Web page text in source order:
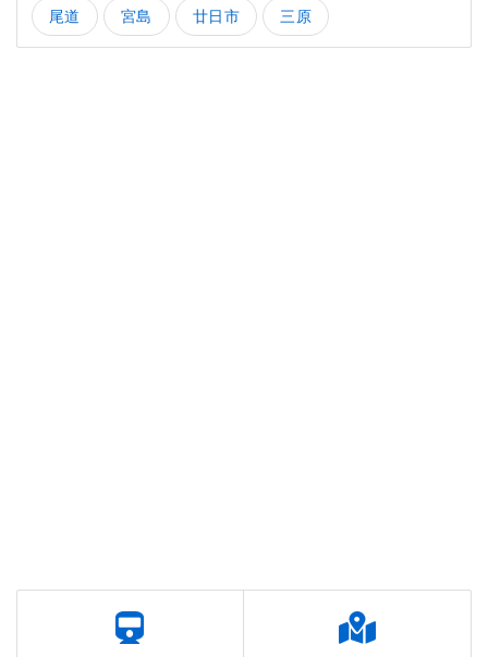
尾道 宮島 廿日市 三原